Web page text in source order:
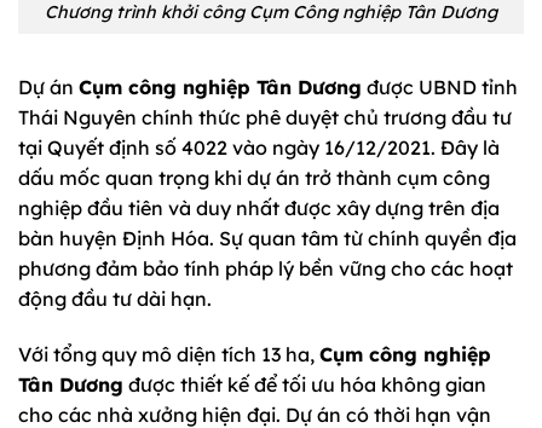
Chương trình khởi công Cụm Công nghiệp Tân Dương
Dự án Cụm công nghiệp Tân Dương được UBND tỉnh
Thái Nguyên chính thức phê duyệt chủ trương đầu tư
tại Quyết định số 4022 vào ngày 16/12/2021. Đây là
dấu mốc quan trọng khi dự án trở thành cụm công
nghiệp đầu tiên và duy nhất được xây dựng trên địa
bàn huyện Định Hóa. Sự quan tâm từ chính quyền địa
phương đảm bảo tính pháp lý bền vững cho các hoạt
động đầu tư dài hạn.
Với tổng quy mô diện tích 13 ha, Cụm công nghiệp
Tân Dương được thiết kế để tối ưu hóa không gian
cho các nhà xưởng hiện đại. Dự án có thời hạn vận